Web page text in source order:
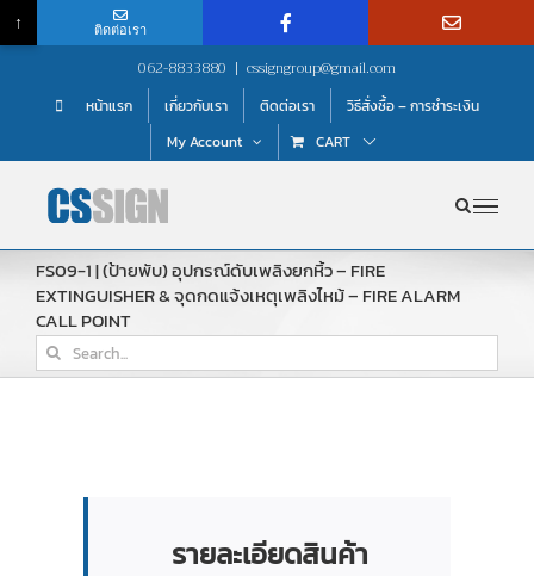
content
062-8833880 | cssigngroup@gmail.com
หน้าแรก เกี่ยวกับเรา ติดต่อเรา
วิธีสั่งซื้อ – การชำระเงิน
My Account
CART
FS09-1 | (ป้ายพับ) อุปกรณ์ดับเพลิงยกหิ้ว – FIRE
EXTINGUISHER & จุดกดแจ้งเหตุเพลิงไหม้ – FIRE ALARM
CALL POINT
Search
for:
รายละเอียดสินค้า
↑ ติดต่อเรา